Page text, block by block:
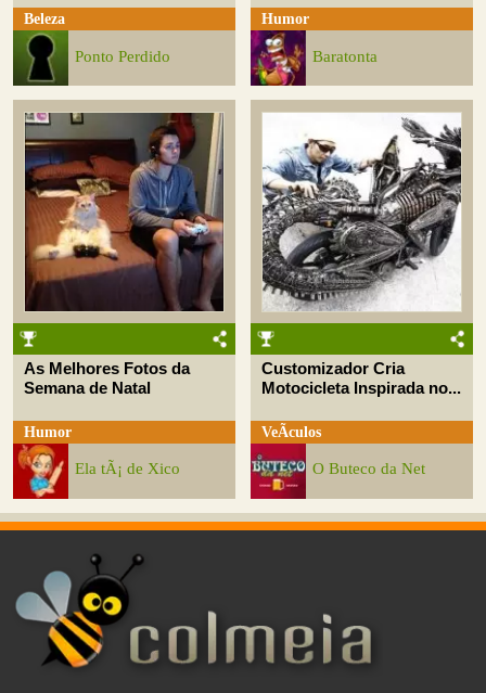
Beleza
Ponto Perdido
Humor
Baratonta
As Melhores Fotos da
Semana de Natal
Humor
Ela tÃ¡ de Xico
Customizador Cria
Motocicleta Inspirada no...
VeÃ­culos
O Buteco da Net